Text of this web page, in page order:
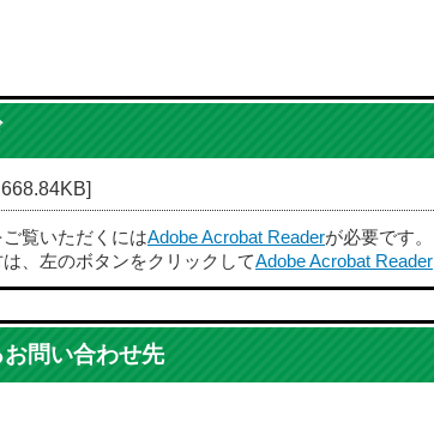
覧いただくにはAdobe Acrobat Readerが必要です。
、左のボタンをクリックしてAdobe Acrobat Reader
問い合わせ先